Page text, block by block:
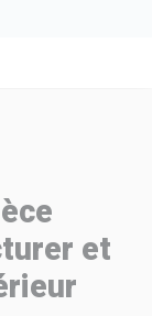
et